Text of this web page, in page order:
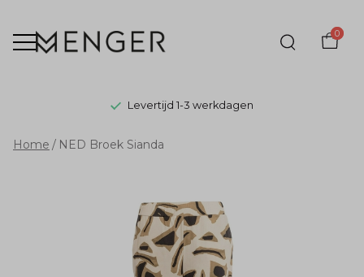
0
Levertijd 1-3 werkdagen
NED
Home NED Broek Sianda